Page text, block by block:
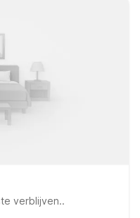
verblijven..